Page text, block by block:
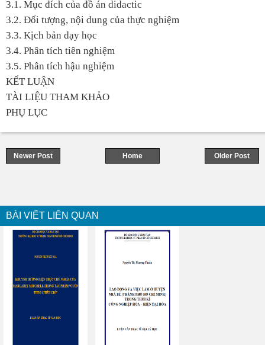
3.1. Mục đích của đồ án didactic
3.2. Đối tượng, nội dung của thực nghiệm
3.3. Kịch bản dạy học
3.4. Phân tích tiên nghiệm
3.5. Phân tích hậu nghiệm
KẾT LUẬN
TÀI LIỆU THAM KHẢO
PHỤ LỤC
Newer Post Older Post
Home
BÀI VIẾT LIÊN QUAN